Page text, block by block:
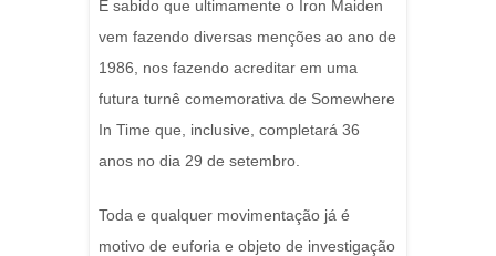
É sabido que ultimamente o Iron Maiden
vem fazendo diversas menções ao ano de
1986, nos fazendo acreditar em uma
futura turnê comemorativa de Somewhere
In Time que, inclusive, completará 36
anos no dia 29 de setembro.
Toda e qualquer movimentação já é
motivo de euforia e objeto de investigação